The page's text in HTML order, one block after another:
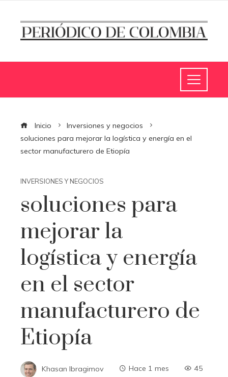
Inicio
Inversiones y negocios
soluciones para mejorar la logística y energía en el
sector manufacturero de Etiopía
INVERSIONES Y NEGOCIOS
soluciones para
mejorar la
logística y energía
en el sector
manufacturero de
Etiopía
Khasan Ibragimov Hace 1 mes 45